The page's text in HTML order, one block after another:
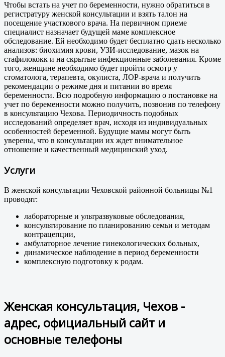
Чтобы встать на учет по беременности, нужно обратиться в
регистратуру женской консультации и взять талон на
посещение участкового врача. На первичном приеме
специалист назначает будущей маме комплексное
обследование. Ей необходимо будет бесплатно сдать несколько
анализов: биохимия крови, УЗИ-исследование, мазок на
стафилококк и на скрытые инфекционные заболевания. Кроме
того, женщине необходимо будет пройти осмотр у
стоматолога, терапевта, окулиста, ЛОР-врача и получить
рекомендации о режиме дня и питании во время
беременности. Всю подробную информацию о постановке на
учет по беременности можно получить, позвонив по телефону
в консультацию Чехова. Периодичность подобных
исследований определяет врач, исходя из индивидуальных
особенностей беременной. Будущие мамы могут быть
уверены, что в консультации их ждет внимательное
отношение и качественный медицинский уход.
Услуги
В женской консультации Чеховской районной больницы №1
проводят:
лабораторные и ультразвуковые обследования,
консультирование по планированию семьи и методам
контрацепции,
амбулаторное лечение гинекологических больных,
динамическое наблюдение в период беременности
комплексную подготовку к родам.
Женская консультация, Чехов -
адрес, официальный сайт и
основные телефоны